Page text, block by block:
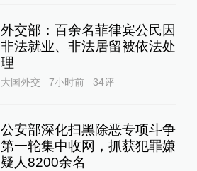
外交部：百余名菲律宾公民因
非法就业、非法居留被依法处
理
大国外交 7小时前 34评
公安部深化扫黑除恶专项斗争
第一轮集中收网，抓获犯罪嫌
疑人8200余名